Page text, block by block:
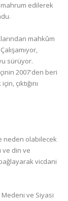
edilerek
mahkûm
sürüyor.
2007'den beri
çıktığını
neden olabilecek
ve din ve
bağlayarak vicdani
ve Siyasi